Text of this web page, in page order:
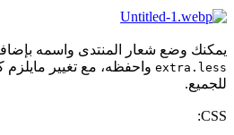
يمكنك وضع شعار المنتدى واسمه
extra.less واحفظه، مع تغيير مايلزم
للجميع.
CSS: